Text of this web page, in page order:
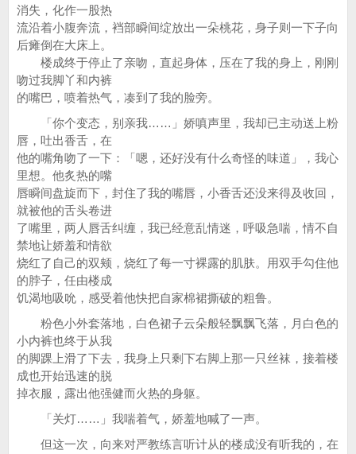
消失，化作一股热
流沿着小腹奔流，裆部瞬间绽放出一朵桃花，身子则一下子向
后瘫倒在大床上。
楼成终于停止了亲吻，直起身体，压在了我的身上，刚刚
吻过我脚丫和内裤
的嘴巴，喷着热气，凑到了我的脸旁。
「你个变态，别亲我……」娇嗔声里，我却已主动送上粉
唇，吐出香舌，在
他的嘴角吻了一下：「嗯，还好没有什么奇怪的味道」，我心
里想。他炙热的嘴
唇瞬间盘旋而下，封住了我的嘴唇，小香舌还没来得及收回，
就被他的舌头卷进
了嘴里，两人唇舌纠缠，我已经意乱情迷，呼吸急喘，情不自
禁地让娇羞和情欲
烧红了自己的双颊，烧红了每一寸裸露的肌肤。用双手勾住他
的脖子，任由楼成
饥渴地吸吮，感受着他快把自家棉裙撕破的粗鲁。
粉色小外套落地，白色裙子云朵般轻飘飘飞落，月白色的
小内裤也终于从我
的脚踝上滑了下去，我身上只剩下右脚上那一只丝袜，接着楼
成也开始迅速的脱
掉衣服，露出他强健而火热的身躯。
「关灯……」我喘着气，娇羞地喊了一声。
但这一次，向来对严教练言听计从的楼成没有听我的，在